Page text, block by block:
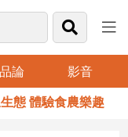
品論 影音
驗食農樂趣